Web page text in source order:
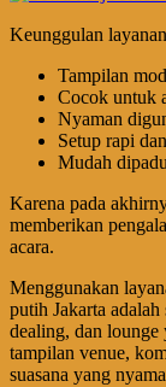
Keunggulan
Tampilan
Cocok untuk
Nyaman
Setup rapi
Mudah
Karena pada
memberikan
acara.
Menggunakan
putih Jakarta
dealing, dan lounge
tampilan venue,
suasana yang